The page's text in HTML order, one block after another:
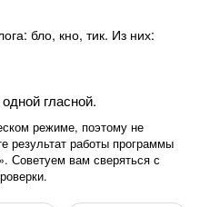
бло, кно, тик. Из них:
гласной.
режиме, поэтому не
результат работы программы
Советуем вам сверяться с